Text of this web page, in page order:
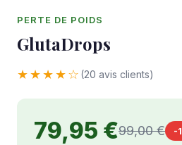
PERTE DE POIDS
GlutaDrops
★★★★☆ (20 avis clients)
79,95 €99,00 € -